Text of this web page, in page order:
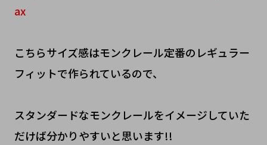
ax
こちらサイズ感はモンクレール定番のレギュラー
フィットで作られているので、
スタンダードなモンクレールをイメージしていた
だけば分かりやすいと思います!!